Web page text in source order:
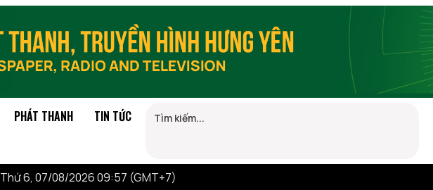
PHÁT THANH TIN TỨC
Thứ 6, 07/08/2026 09:57 (GMT+7)